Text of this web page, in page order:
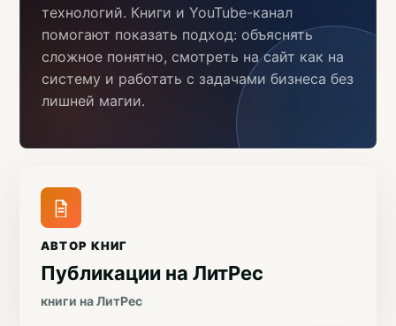
технологий. Книги и YouTube-канал
помогают показать подход: объяснять
сложное понятно, смотреть на сайт как на
систему и работать с задачами бизнеса без
лишней магии.
АВТОР КНИГ
Публикации на ЛитРес
книги на ЛитРес